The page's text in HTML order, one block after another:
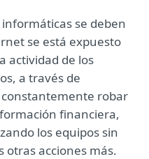
se deben
se está expuesto
actividad de los
a través de
robar
financiera,
los equipos sin
acciones más.